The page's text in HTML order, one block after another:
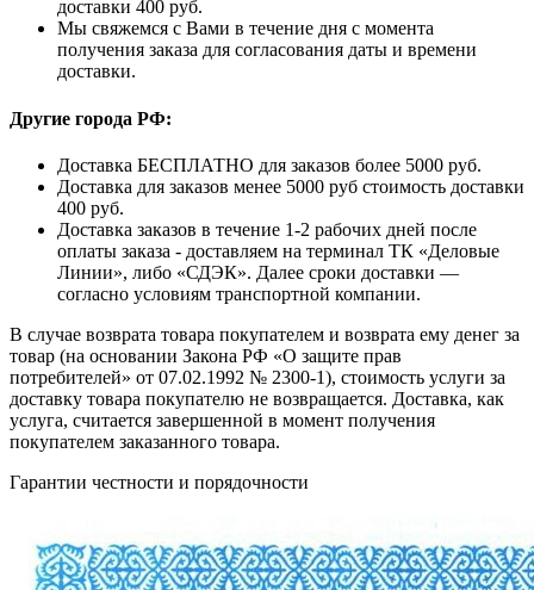
доставки 400 руб.
Мы свяжемся с Вами в течение дня с момента
получения заказа для согласования даты и времени
доставки.
Другие города РФ:
Доставка БЕСПЛАТНО для заказов более 5000 руб.
Доставка для заказов менее 5000 руб стоимость доставки
400 руб.
Доставка заказов в течение 1-2 рабочих дней после
оплаты заказа - доставляем на терминал ТК «Деловые
Линии», либо «СДЭК». Далее сроки доставки —
согласно условиям транспортной компании.
В случае возврата товара покупателем и возврата ему денег за
товар (на основании Закона РФ «О защите прав
потребителей» от 07.02.1992 № 2300-1), стоимость услуги за
доставку товара покупателю не возвращается. Доставка, как
услуга, считается завершенной в момент получения
покупателем заказанного товара.
Гарантии честности и порядочности